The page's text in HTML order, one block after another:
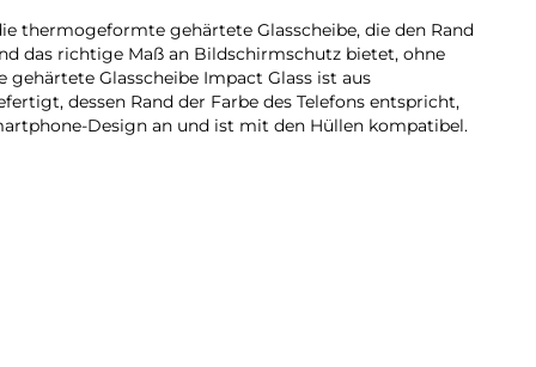
thermogeformte gehärtete Glasscheibe, die den Rand
das richtige Maß an Bildschirmschutz bietet, ohne
gehärtete Glasscheibe Impact Glass ist aus
dessen Rand der Farbe des Telefons entspricht,
Design an und ist mit den Hüllen kompatibel.